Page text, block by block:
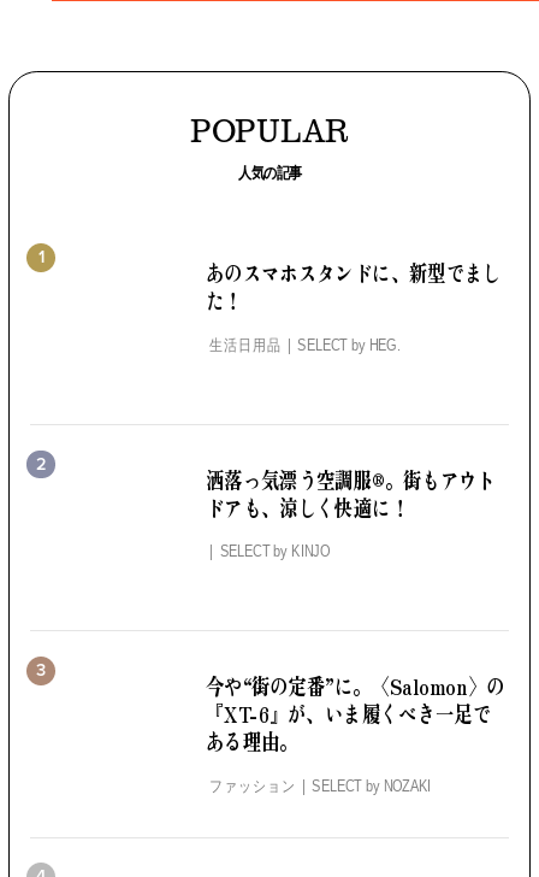
POPULAR
人気の記事
1 あのスマホスタンドに、新型でまし
た！
生活日用品 SELECT by HEG.
2 洒落っ気漂う空調服®。街もアウト
ドアも、涼しく快適に！
SELECT by KINJO
3 今や“街の定番”に。
〈Salomon〉の
『XT-6』が、いま履くべき一足で
ある理由。
ファッション SELECT by NOZAKI